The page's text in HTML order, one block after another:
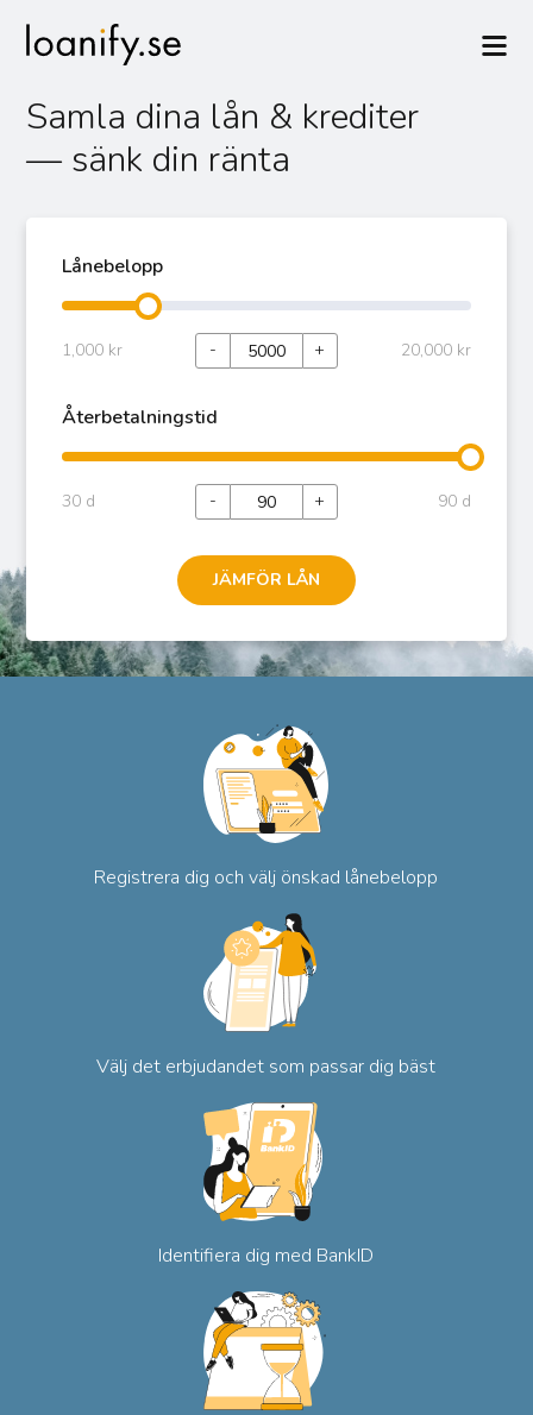
Samla dina lån & krediter
— sänk din ränta
Lånebelopp
1,000 kr 20,000 kr
- +
Återbetalningstid
30 d 90 d
- +
JÄMFÖR LÅN
Registrera dig ochvälj önskad lånebelopp
Välj det erbjudandet som passar dig bäst
Identifiera dig med BankID